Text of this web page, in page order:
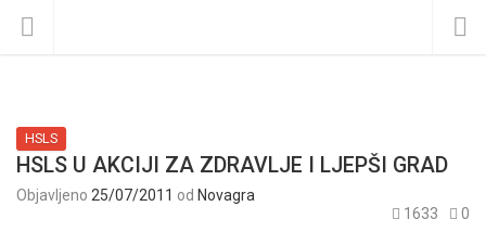
HSLS
HSLS U AKCIJI ZA ZDRAVLJE I LJEPŠI GRAD
Objavljeno 25/07/2011 od Novagra
1633
0